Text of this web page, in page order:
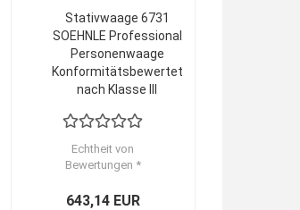
Stativwaage 6731
SOEHNLE Professional
Personenwaage
Konformitätsbewertet
nach Klasse III
Echtheit von
Bewertungen *
643,14 EUR